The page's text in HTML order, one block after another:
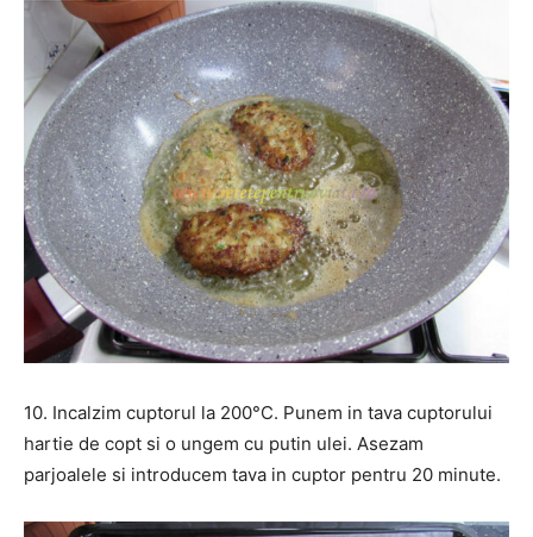
10. Incalzim cuptorul la 200°C. Punem in tava cuptorului
hartie de copt si o ungem cu putin ulei. Asezam
parjoalele si introducem tava in cuptor pentru 20 minute.